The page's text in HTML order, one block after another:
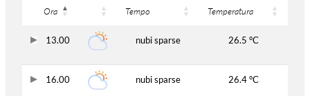
Ora Tempo Temperatura
13.00 nubi sparse 26.5 °C
16.00 nubi sparse 26.4 °C